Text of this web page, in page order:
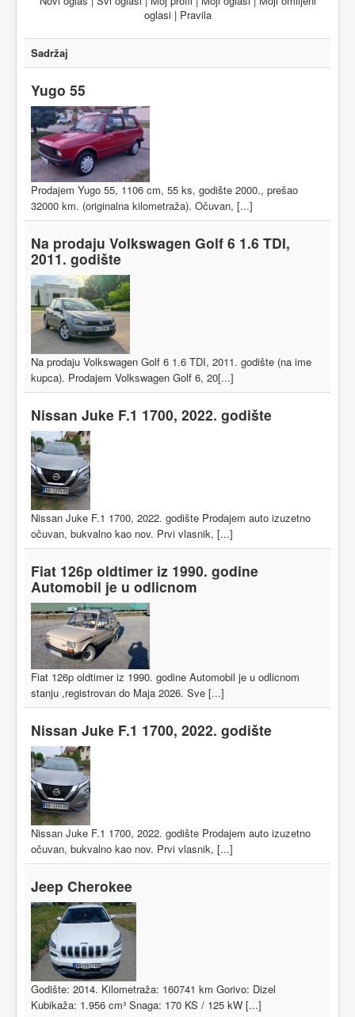
oglasi| Pravila
Sadržaj
Yugo 55
Prodajem Yugo 55, 1106 cm, 55 ks, godište 2000., prešao
32000 km. (originalna kilometraža). Očuvan, [...]
Na prodaju Volkswagen Golf 6 1.6 TDI,
2011. godište
Na prodaju Volkswagen Golf 6 1.6 TDI, 2011. godište (na ime
kupca). Prodajem Volkswagen Golf 6, 20[...]
Nissan Juke F.1 1700, 2022. godište
Nissan Juke F.1 1700, 2022. godište Prodajem auto izuzetno
očuvan, bukvalno kao nov. Prvi vlasnik, [...]
Fiat 126p oldtimer iz 1990. godine
Automobil je u odlicnom
Fiat 126p oldtimer iz 1990. godine Automobil je u odlicnom
stanju ,registrovan do Maja 2026. Sve [...]
Nissan Juke F.1 1700, 2022. godište
Nissan Juke F.1 1700, 2022. godište Prodajem auto izuzetno
očuvan, bukvalno kao nov. Prvi vlasnik, [...]
Jeep Cherokee
Godište: 2014. Kilometraža: 160741 km Gorivo: Dizel
Kubikaža: 1.956 cm³ Snaga: 170 KS / 125 kW [...]